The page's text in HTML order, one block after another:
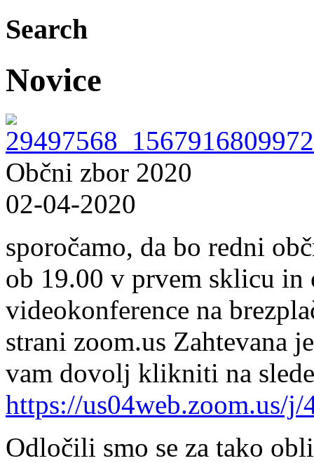
Search
Novice
Občni zbor 2020
02-04-2020
sporočamo, da bo redni
ob 19.00 v prvem sklicu
videokonference na
strani zoom.us Zahtevana
vam dovolj klikniti na
https://us04web.zoom.us/j/
Odločili smo se za tako